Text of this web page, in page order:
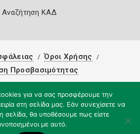
Αναζήτηση ΚΑΔ
Όροι Χρήσης
Προσβασιμότητας
για να σας προσφέρουμε την
στη σελίδα μας. Εάν συνεχίσετε να
σελίδα, θα υποθέσουμε πως είστε
με αυτό.